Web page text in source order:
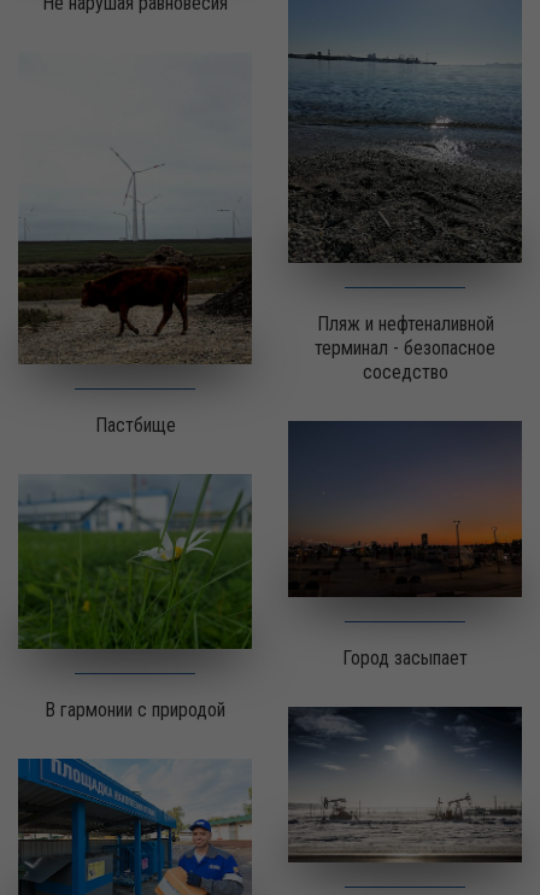
Пляж и нефтеналивной
терминал - безопасное
соседство
Пастбище
Город засыпает
В гармонии с природой